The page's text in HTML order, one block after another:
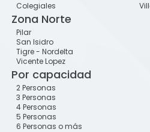
Colegiales
Zona Norte
Pilar
San Isidro
Tigre - Nordelta
Vicente Lopez
Por capacidad
2 Personas
3 Personas
4 Personas
5 Personas
6 Personas o más